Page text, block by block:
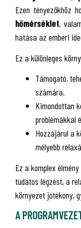
Ezen tényezőkhöz
hőmérséklet,
hatása az emberi
Ez a különleges
Támogató,
számára.
Kimondottan
problémákkal
Hozzájárul a
mélyebb
Ez a komplex
tudatos légzést, a
környezet jótékony,
A